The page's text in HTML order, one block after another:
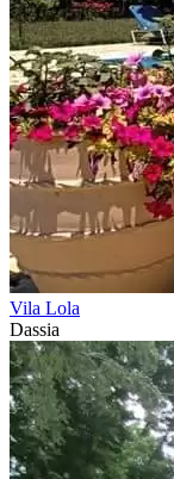
Vila Lola
Dassia